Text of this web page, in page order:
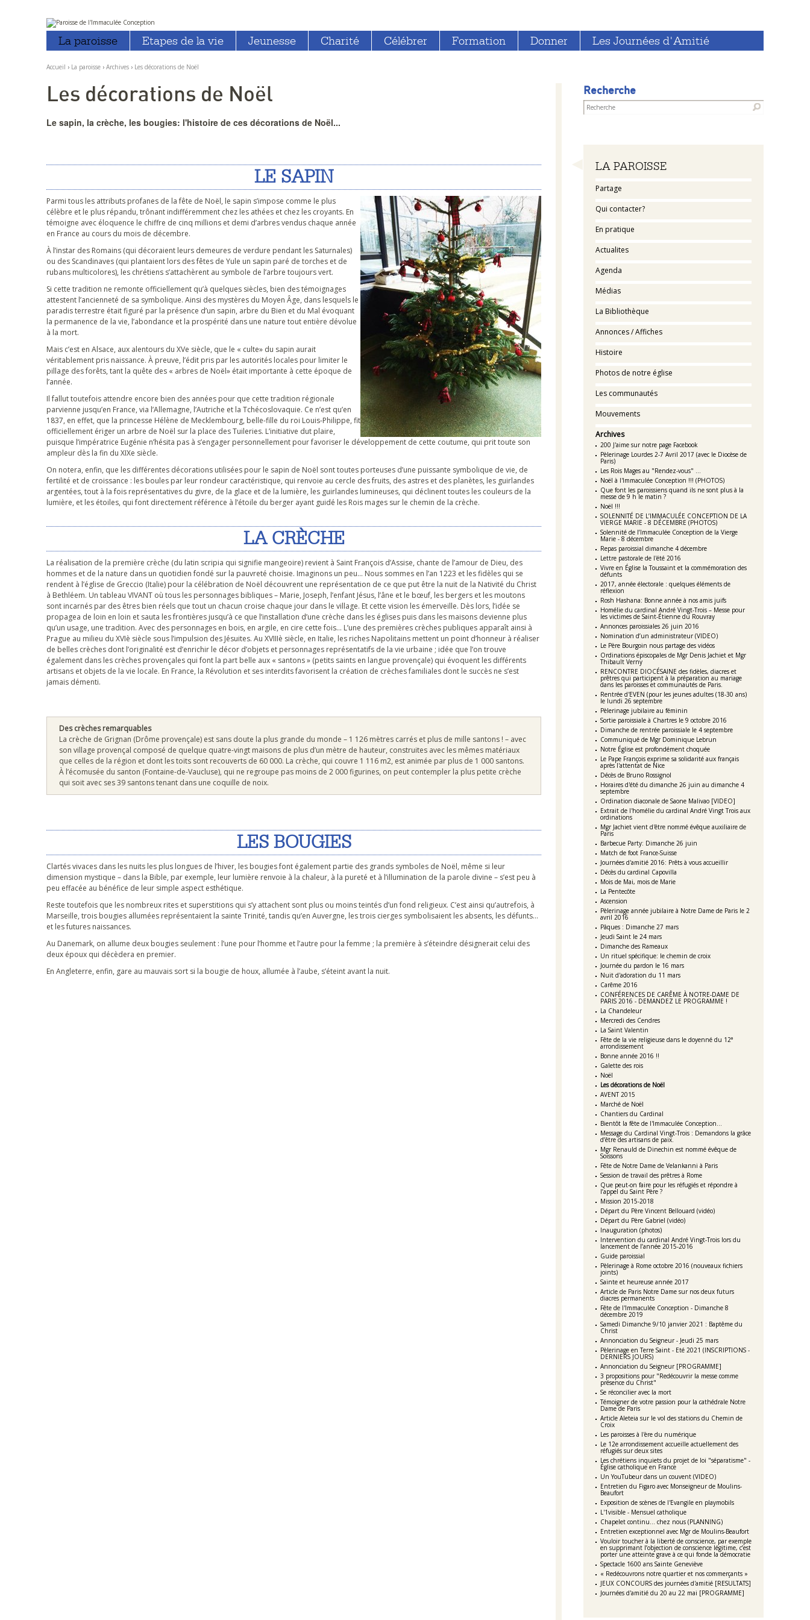
Aller
au
contenu.
à
Outils
personnels
La paroisse Etapes de la vie Jeunesse Charité Célébrer Formation Donner Les Journées d'Amitié
Accueil › La paroisse › Archives › Les décorations de Noël
Recherche
Navigation
LA PAROISSE
Partage
Qui contacter?
En pratique
Actualites
Agenda
Médias
La Bibliothèque
Annonces / Affiches
Histoire
Photos de notre église
Les communautés
Mouvements
Archives
200 J'aime sur notre page Facebook
Pèlerinage Lourdes 2-7 Avril 2017 (avec le Diocèse de
Paris)
Les Rois Mages au "Rendez-vous" ...
Noël à l'Immaculée Conception !!! (PHOTOS)
Que font les paroissiens quand ils ne sont plus à la
messe de 9 h le matin ?
Noël !!!
SOLENNITÉ DE L’IMMACULÉE CONCEPTION DE LA
VIERGE MARIE - 8 DÉCEMBRE (PHOTOS)
Solennité de l’Immaculée Conception de la Vierge
Marie - 8 décembre
Repas paroissial dimanche 4 décembre
Lettre pastorale de l'été 2016
Vivre en Église la Toussaint et la commémoration des
défunts
2017, année électorale : quelques éléments de
réflexion
Rosh Hashana: Bonne année à nos amis juifs
Homélie du cardinal André Vingt-Trois – Messe pour
les victimes de Saint-Étienne du Rouvray
Annonces paroissiales 26 juin 2016
Nomination d’un administrateur (VIDEO)
Le Père Bourgoin nous partage des vidéos
Ordinations épiscopales de Mgr Denis Jachiet et Mgr
Thibault Verny
RENCONTRE DIOCÉSAINE des fidèles, diacres et
prêtres qui participent à la préparation au mariage
dans les paroisses et communautés de Paris.
Rentrée d'EVEN (pour les jeunes adultes (18-30 ans)
le lundi 26 septembre
Pèlerinage jubilaire au féminin
Sortie paroissiale à Chartres le 9 octobre 2016
Dimanche de rentrée paroissiale le 4 septembre
Communiqué de Mgr Dominique Lebrun
Notre Église est profondément choquée
Le Pape François exprime sa solidarité aux français
après l'attentat de Nice
Décès de Bruno Rossignol
Horaires d'été du dimanche 26 juin au dimanche 4
septembre
Ordination diaconale de Saone Malivao [VIDEO]
Extrait de l'homélie du cardinal André Vingt Trois aux
ordinations
Mgr Jachiet vient d'être nommé évêque auxiliaire de
Paris
Barbecue Party: Dimanche 26 juin
Match de foot France-Suisse
Journées d'amitié 2016: Prêts à vous accueillir
Décès du cardinal Capovilla
Mois de Mai, mois de Marie
La Pentecôte
Ascension
Pèlerinage année jubilaire à Notre Dame de Paris le 2
avril 2016
Pâques : Dimanche 27 mars
Jeudi Saint le 24 mars
Dimanche des Rameaux
Un rituel spécifique: le chemin de croix
Journée du pardon le 16 mars
Nuit d'adoration du 11 mars
Carême 2016
CONFÉRENCES DE CARÊME À NOTRE-DAME DE
PARIS 2016 - DEMANDEZ LE PROGRAMME !
La Chandeleur
Mercredi des Cendres
La Saint Valentin
Fête de la vie religieuse dans le doyenné du 12°
arrondissement
Bonne année 2016 !!
Galette des rois
Noël
Les décorations de Noël
AVENT 2015
Marché de Noël
Chantiers du Cardinal
Bientôt la fête de l'Immaculée Conception...
Message du Cardinal Vingt-Trois : Demandons la grâce
d’être des artisans de paix.
Mgr Renauld de Dinechin est nommé évêque de
Soissons
Fête de Notre Dame de Velankanni à Paris
Session de travail des prêtres à Rome
Que peut-on faire pour les réfugiés et répondre à
l’appel du Saint Père ?
Mission 2015-2018
Départ du Père Vincent Bellouard (vidéo)
Départ du Père Gabriel (vidéo)
Inauguration (photos)
Intervention du cardinal André Vingt-Trois lors du
lancement de l’année 2015-2016
Guide paroissial
Pèlerinage à Rome octobre 2016 (nouveaux fichiers
joints)
Sainte et heureuse année 2017
Article de Paris Notre Dame sur nos deux futurs
diacres permanents
Fête de l'Immaculée Conception - Dimanche 8
décembre 2019
Samedi Dimanche 9/10 janvier 2021 : Baptême du
Christ
Annonciation du Seigneur - Jeudi 25 mars
Pèlerinage en Terre Saint - Eté 2021 (INSCRIPTIONS -
DERNIERS JOURS)
Annonciation du Seigneur [PROGRAMME]
3 propositions pour "Redécouvrir la messe comme
présence du Christ"
Se réconcilier avec la mort
Témoigner de votre passion pour la cathédrale Notre
Dame de Paris
Article Aleteia sur le vol des stations du Chemin de
Croix
Les paroisses à l'ère du numérique
Le 12e arrondissement accueille actuellement des
réfugiés sur deux sites
Les chrétiens inquiets du projet de loi "séparatisme" -
Église catholique en France
Un YouTubeur dans un couvent (VIDEO)
Entretien du Figaro avec Monseigneur de Moulins-
Beaufort
Exposition de scènes de l'Evangile en playmobils
L'1visible - Mensuel catholique
Chapelet continu... chez nous (PLANNING)
Entretien exceptionnel avec Mgr de Moulins-Beaufort
Vouloir toucher à la liberté de conscience, par exemple
en supprimant l’objection de conscience légitime, c’est
porter une atteinte grave à ce qui fonde la démocratie
Spectacle 1600 ans Sainte Geneviève
« Redécouvrons notre quartier et nos commerçants »
JEUX CONCOURS des journées d'amitié [RESULTATS]
Journées d'amitié du 20 au 22 mai [PROGRAMME]
Les décorations de Noël
Le sapin, la crèche, les bougies: l'histoire de ces décorations de Noël...
LE SAPIN
Parmi tous les attributs profanes de la fête de Noël, le sapin s’impose comme le plus
célèbre et le plus répandu, trônant indifféremment chez les athées et chez les croyants. En
témoigne avec éloquence le chiffre de cinq millions et demi d’arbres vendus chaque année
en France au cours du mois de décembre.
À l’instar des Romains (qui décoraient leurs demeures de verdure pendant les Saturnales)
ou des Scandinaves (qui plantaient lors des fêtes de Yule un sapin paré de torches et de
rubans multicolores), les chrétiens s’attachèrent au symbole de l’arbre toujours vert.
Si cette tradition ne remonte officiellement qu’à quelques siècles, bien des témoignages
attestent l’ancienneté de sa symbolique. Ainsi des mystères du Moyen Âge, dans lesquels le
paradis terrestre était figuré par la présence d’un sapin, arbre du Bien et du Mal évoquant
la permanence de la vie, l’abondance et la prospérité dans une nature tout entière dévolue
à la mort.
Mais c’est en Alsace, aux alentours du XVe siècle, que le « culte» du sapin aurait
véritablement pris naissance. À preuve, l’édit pris par les autorités locales pour limiter le
pillage des forêts, tant la quête des « arbres de Noël» était importante à cette époque de
l’année.
Il fallut toutefois attendre encore bien des années pour que cette tradition régionale
parvienne jusqu’en France, via l’Allemagne, l’Autriche et la Tchécoslovaquie. Ce n’est qu’en
1837, en effet, que la princesse Hélène de Mecklembourg, belle-fille du roi Louis-Philippe, fit
officiellement ériger un arbre de Noël sur la place des Tuileries. L’initiative dut plaire,
puisque l’impératrice Eugénie n’hésita pas à s’engager personnellement pour favoriser le développement de cette coutume, qui prit toute son
ampleur dès la fin du XIXe siècle.
On notera, enfin, que les différentes décorations utilisées pour le sapin de Noël sont toutes porteuses d’une puissante symbolique de vie, de
fertilité et de croissance : les boules par leur rondeur caractéristique, qui renvoie au cercle des fruits, des astres et des planètes, les guirlandes
argentées, tout à la fois représentatives du givre, de la glace et de la lumière, les guirlandes lumineuses, qui déclinent toutes les couleurs de la
lumière, et les étoiles, qui font directement référence à l’étoile du berger ayant guidé les Rois mages sur le chemin de la crèche.
LA CRÈCHE
La réalisation de la première crèche (du latin scripia qui signifie mangeoire) revient à Saint François d’Assise, chante de l’amour de Dieu, des
hommes et de la nature dans un quotidien fondé sur la pauvreté choisie. Imaginons un peu… Nous sommes en l’an 1223 et les fidèles qui se
rendent à l’église de Greccio (Italie) pour la célébration de Noël découvrent une représentation de ce que put être la nuit de la Nativité du Christ
à Bethléem. Un tableau VIVANT où tous les personnages bibliques – Marie, Joseph, l’enfant Jésus, l’âne et le bœuf, les bergers et les moutons
sont incarnés par des êtres bien réels que tout un chacun croise chaque jour dans le village. Et cette vision les émerveille. Dès lors, l’idée se
propagea de loin en loin et sauta les frontières jusqu’à ce que l’installation d’une crèche dans les églises puis dans les maisons devienne plus
qu’un usage, une tradition. Avec des personnages en bois, en argile, en cire cette fois… L’une des premières crèches publiques apparaît ainsi à
Prague au milieu du XVIè siècle sous l’impulsion des Jésuites. Au XVIIIè siècle, en Italie, les riches Napolitains mettent un point d’honneur à réaliser
de belles crèches dont l’originalité est d’enrichir le décor d’objets et personnages représentatifs de la vie urbaine ; idée que l’on trouve
également dans les crèches provençales qui font la part belle aux « santons » (petits saints en langue provençale) qui évoquent les différents
artisans et objets de la vie locale. En France, la Révolution et ses interdits favorisent la création de crèches familiales dont le succès ne s’est
jamais démenti.
Des crèches remarquables
La crèche de Grignan (Drôme provençale) est sans doute la plus grande du monde – 1 126 mètres carrés et plus de mille santons ! – avec
son village provençal composé de quelque quatre-vingt maisons de plus d’un mètre de hauteur, construites avec les mêmes matériaux
que celles de la région et dont les toits sont recouverts de 60 000. La crèche, qui couvre 1 116 m2, est animée par plus de 1 000 santons.
À l’écomusée du santon (Fontaine-de-Vaucluse), qui ne regroupe pas moins de 2 000 figurines, on peut contempler la plus petite crèche
qui soit avec ses 39 santons tenant dans une coquille de noix.
LES BOUGIES
Clartés vivaces dans les nuits les plus longues de l’hiver, les bougies font également partie des grands symboles de Noël, même si leur
dimension mystique – dans la Bible, par exemple, leur lumière renvoie à la chaleur, à la pureté et à l’illumination de la parole divine – s’est peu à
peu effacée au bénéfice de leur simple aspect esthétique.
Reste toutefois que les nombreux rites et superstitions qui s’y attachent sont plus ou moins teintés d’un fond religieux. C’est ainsi qu’autrefois, à
Marseille, trois bougies allumées représentaient la sainte Trinité, tandis qu’en Auvergne, les trois cierges symbolisaient les absents, les défunts…
et les futures naissances.
Au Danemark, on allume deux bougies seulement : l’une pour l’homme et l’autre pour la femme ; la première à s’éteindre désignerait celui des
deux époux qui décèdera en premier.
En Angleterre, enfin, gare au mauvais sort si la bougie de houx, allumée à l’aube, s’éteint avant la nuit.